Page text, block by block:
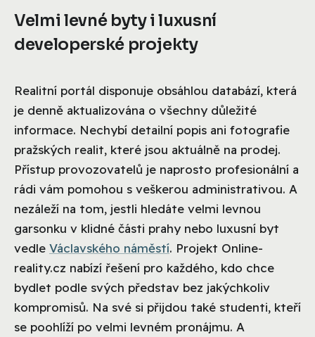
Velmi levné byty i luxusní
developerské projekty
Realitní portál disponuje obsáhlou databází, která
je denně aktualizována o všechny důležité
informace. Nechybí detailní popis ani fotografie
pražských realit, které jsou aktuálně na prodej.
Přístup provozovatelů je naprosto profesionální a
rádi vám pomohou s veškerou administrativou. A
nezáleží na tom, jestli hledáte velmi levnou
garsonku v klidné části prahy nebo luxusní byt
vedle Václavského náměstí. Projekt Online-
reality.cz nabízí řešení pro každého, kdo chce
bydlet podle svých představ bez jakýchkoliv
kompromisů. Na své si přijdou také studenti, kteří
se poohlíží po velmi levném pronájmu. A